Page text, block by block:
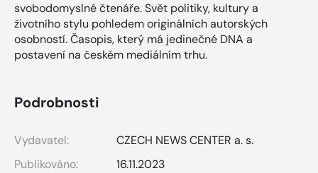
svobodomyslné čtenáře. Svět politiky, kultury a
životního stylu pohledem originálních autorských
osobností. Časopis, který má jedinečné DNA a
postavení na českém mediálním trhu.
Podrobnosti
Vydavatel:
CZECH NEWS CENTER a. s.
Publikováno:
16.11.2023